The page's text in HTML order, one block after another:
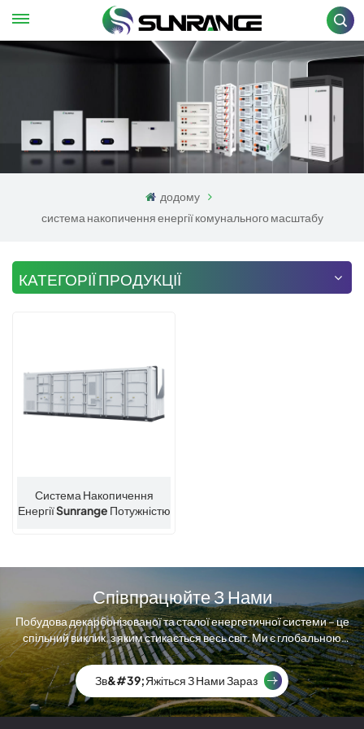
додому
система накопичення енергії комунального масштабу
КАТЕГОРІЇ ПРОДУКЦІЇ
Система Накопичення
Енергії Sunrange Потужністю
Співпрацюйте З Нами
Побудова декарбонізованої та сталої енергетичної системи – це
спільний виклик, з яким стикається весь світ. Ми є глобальною
компанією з виробництва сонячних модулів.
Зв&#39;яжіться З Нами Зараз